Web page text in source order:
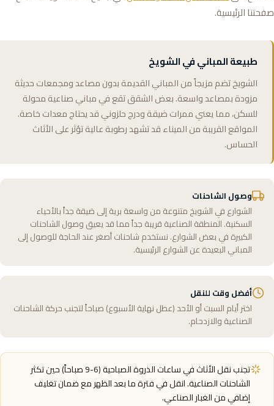
صفحتنا الرئيسية.
طبيعة المباني في الشويخ
الشويخ تضم مزيجاً من المباني القديمة بدون مصاعد ومجمعات حديثة
مزودة بمصاعد واسعة. بعض الشقق تقع في مباني صناعية محولة
للسكن، مما يعني ممرات ضيقة ودرج حلزوني قد يحتاج معدات خاصة.
المواقع القريبة من الميناء قد تشهد رطوبة عالية تؤثر على الأثاث
الحساس.
وصول الشاحنات
الشوارع في الشويخ متنوعة من واسعة برية إلى ضيقة جداً بالأحياء
السكنية. المنطقة الصناعية قريبة جداً مما قد يعيق وصول الشاحنات
الكبيرة في بعض الشوارع. نستخدم شاحنات أصغر عند الحاجة للوصول إلى
المباني البعيدة عن الشوارع الرئيسية.
أفضل وقت للنقل
اختر أيام السبت أو الأحد (عطل نهاية الأسبوع) صباحاً لتجنب حركة الشاحنات
الصناعية والازدحام.
تجنب نقل الأثاث في ساعات الذروة الصباحية (6-9 صباحاً) حين تكثر
الشاحنات الصناعية. انقل في فترة ما بعد الظهر مع ضمان تغليف
إضافي من الغبار الصناعي.